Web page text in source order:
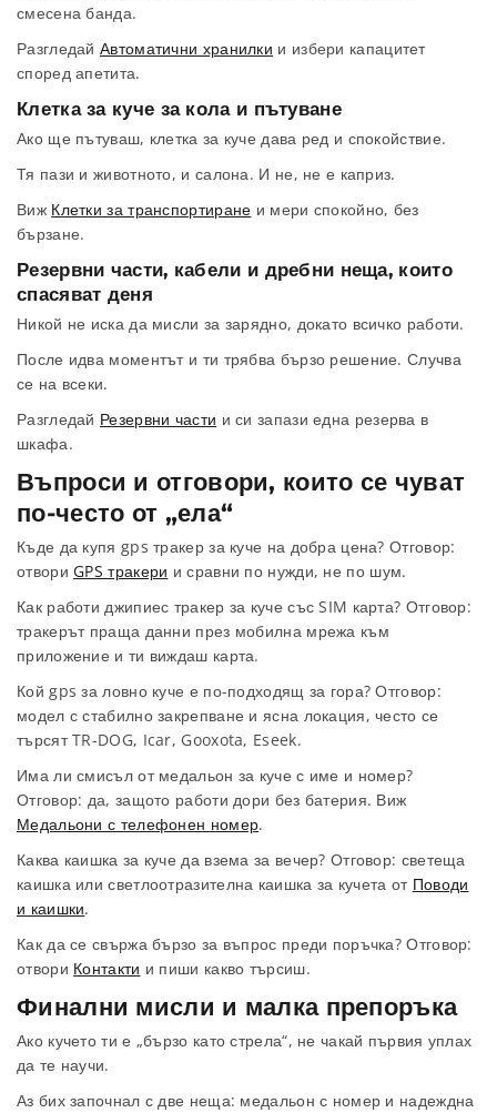
смесена банда.
Разгледай Автоматични хранилки и избери капацитет
според апетита.
Клетка за куче за кола и пътуване
Ако ще пътуваш, клетка за куче дава ред и спокойствие.
Тя пази и животното, и салона. И не, не е каприз.
Виж Клетки за транспортиране и мери спокойно, без
бързане.
Резервни части, кабели и дребни неща, които
спасяват деня
Никой не иска да мисли за зарядно, докато всичко работи.
После идва моментът и ти трябва бързо решение. Случва
се на всеки.
Разгледай Резервни части и си запази една резерва в
шкафа.
Въпроси и отговори, които се чуват
по-често от „ела“
Къде да купя gps тракер за куче на добра цена? Отговор:
отвори GPS тракери и сравни по нужди, не по шум.
Как работи джипиес тракер за куче със SIM карта? Отговор:
тракерът праща данни през мобилна мрежа към
приложение и ти виждаш карта.
Кой gps за ловно куче е по-подходящ за гора? Отговор:
модел с стабилно закрепване и ясна локация, често се
търсят TR-DOG, Icar, Gooxota, Eseek.
Има ли смисъл от медальон за куче с име и номер?
Отговор: да, защото работи дори без батерия. Виж
Медальони с телефонен номер.
Каква каишка за куче да взема за вечер? Отговор: светеща
каишка или светлоотразителна каишка за кучета от Поводи
и каишки.
Как да се свържа бързо за въпрос преди поръчка? Отговор:
отвори Контакти и пиши какво търсиш.
Финални мисли и малка препоръка
Ако кучето ти е „бързо като стрела“, не чакай първия уплах
да те научи.
Аз бих започнал с две неща: медальон с номер и надеждна